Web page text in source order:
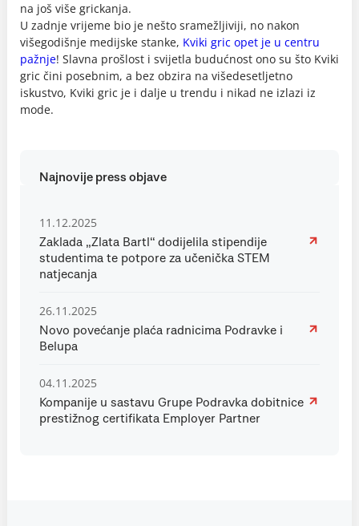
na još više grickanja.
U zadnje vrijeme bio je nešto sramežljiviji, no nakon
višegodišnje medijske stanke, Kviki gric opet je u centru
pažnje! Slavna prošlost i svijetla budućnost ono su što Kviki
gric čini posebnim, a bez obzira na višedesetljetno
iskustvo, Kviki gric je i dalje u trendu i nikad ne izlazi iz
mode.
Najnovije press objave
11.12.2025
Zaklada „Zlata Bartl“ dodijelila stipendije
studentima te potpore za učenička STEM
natjecanja
26.11.2025
Novo povećanje plaća radnicima Podravke i
Belupa
04.11.2025
Kompanije u sastavu Grupe Podravka dobitnice
prestižnog certifikata Employer Partner